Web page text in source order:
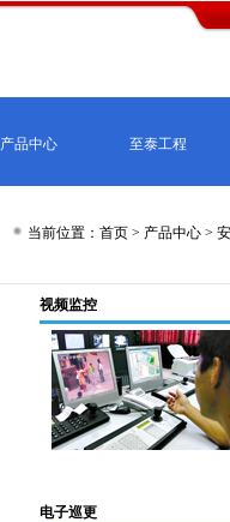
产品中心 至泰工程
当前位置：首页 > 产品中心 >
视频监控
电子巡更